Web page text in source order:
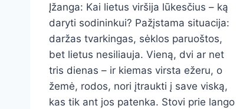
Įžanga: Kai lietus viršija lūkesčius – ką
daryti sodininkui? Pažįstama situacija:
daržas tvarkingas, sėklos paruoštos,
bet lietus nesiliauja. Vieną, dvi ar net
tris dienas – ir kiemas virsta ežeru, o
žemė, rodos, nori įtraukti į save viską,
kas tik ant jos patenka. Stovi prie lango